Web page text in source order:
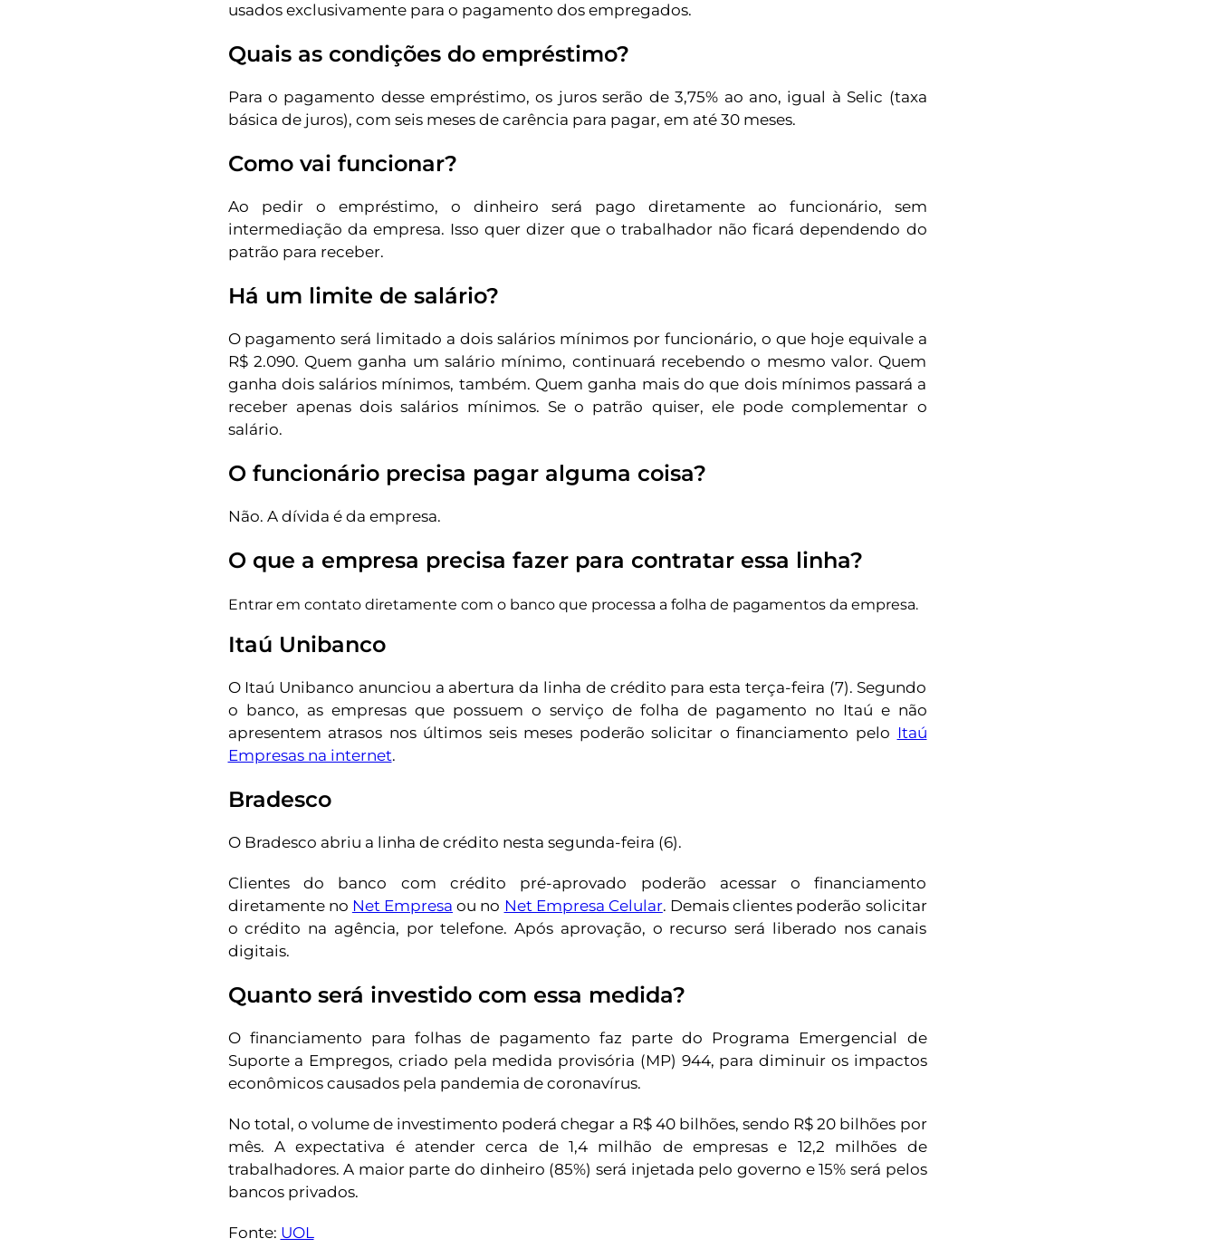
usados exclusivamente para o pagamento dos empregados.
Quais as condições do empréstimo?
Para o pagamento desse empréstimo, os juros serão de 3,75% ao ano, igual à Selic (taxa
básica de juros), com seis meses de carência para pagar, em até 30 meses.
Como vai funcionar?
Ao pedir o empréstimo, o dinheiro será pago diretamente ao funcionário, sem
intermediação da empresa. Isso quer dizer que o trabalhador não ficará dependendo do
patrão para receber.
Há um limite de salário?
O pagamento será limitado a dois salários mínimos por funcionário, o que hoje equivale a
R$ 2.090. Quem ganha um salário mínimo, continuará recebendo o mesmo valor. Quem
ganha dois salários mínimos, também. Quem ganha mais do que dois mínimos passará a
receber apenas dois salários mínimos. Se o patrão quiser, ele pode complementar o
salário.
O funcionário precisa pagar alguma coisa?
Não. A dívida é da empresa.
O que a empresa precisa fazer para contratar essa linha?
Entrar em contato diretamente com o banco que processa a folha de pagamentos da empresa.
Itaú Unibanco
O Itaú Unibanco anunciou a abertura da linha de crédito para esta terça-feira (7). Segundo
o banco, as empresas que possuem o serviço de folha de pagamento no Itaú e não
apresentem atrasos nos últimos seis meses poderão solicitar o financiamento pelo Itaú
Empresas na internet.
Bradesco
O Bradesco abriu a linha de crédito nesta segunda-feira (6).
Clientes do banco com crédito pré-aprovado poderão acessar o financiamento
diretamente no Net Empresa ou no Net Empresa Celular. Demais clientes poderão solicitar
o crédito na agência, por telefone. Após aprovação, o recurso será liberado nos canais
digitais.
Quanto será investido com essa medida?
O financiamento para folhas de pagamento faz parte do Programa Emergencial de
Suporte a Empregos, criado pela medida provisória (MP) 944, para diminuir os impactos
econômicos causados pela pandemia de coronavírus.
No total, o volume de investimento poderá chegar a R$ 40 bilhões, sendo R$ 20 bilhões por
mês. A expectativa é atender cerca de 1,4 milhão de empresas e 12,2 milhões de
trabalhadores. A maior parte do dinheiro (85%) será injetada pelo governo e 15% será pelos
bancos privados.
Fonte: UOL